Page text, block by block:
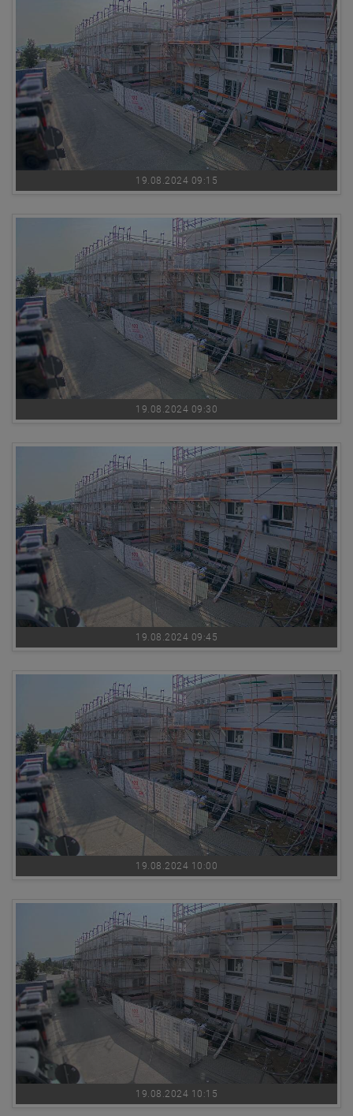
19.08.2024 09:15
19.08.2024 09:30
19.08.2024 09:45
19.08.2024 10:00
19.08.2024 10:15